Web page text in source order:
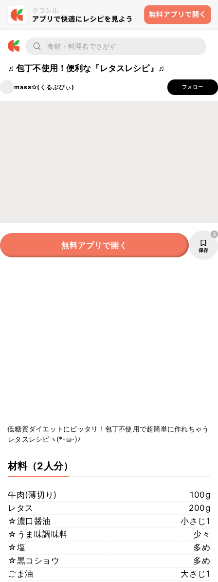
♬包丁不使用！便利な『レタスレシピ』♬
masa✩(くるぷぴぃ) フォロー
無料アプリで開く 保存
3
低糖質ダイエットにピッタリ！包丁不使用で超簡単に作れちゃう
レタスレシピヽ(*･ω･)ﾉ
材料（2人分）
牛肉(薄切り)
100g
レタス
200g
☆濃口醤油
小さじ1
☆うま味調味料
少々
☆塩
多め
☆黒コショウ
多め
ごま油
大さじ1